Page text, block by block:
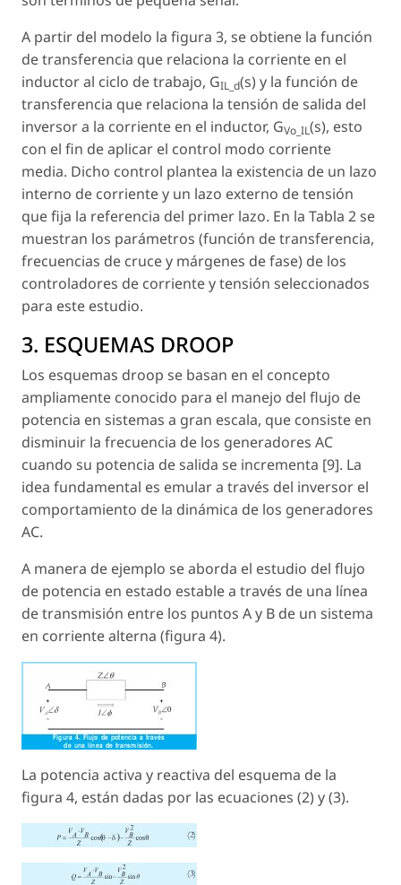
A partir del modelo la figura 3, se obtiene la función
de transferencia que relaciona la corriente en el
inductor al ciclo de trabajo, GIL_d(s) y la función de
transferencia que relaciona la tensión de salida del
inversor a la corriente en el inductor, GVo_IL(s), esto
con el fin de aplicar el control modo corriente
media. Dicho control plantea la existencia de un lazo
interno de corriente y un lazo externo de tensión
que fija la referencia del primer lazo. En la Tabla 2 se
muestran los parámetros (función de transferencia,
frecuencias de cruce y márgenes de fase) de los
controladores de corriente y tensión seleccionados
para este estudio.
3. ESQUEMAS DROOP
Los esquemas droop se basan en el concepto
ampliamente conocido para el manejo del flujo de
potencia en sistemas a gran escala, que consiste en
disminuir la frecuencia de los generadores AC
cuando su potencia de salida se incrementa [9]. La
idea fundamental es emular a través del inversor el
comportamiento de la dinámica de los generadores
AC.
A manera de ejemplo se aborda el estudio del flujo
de potencia en estado estable a través de una línea
de transmisión entre los puntos A y B de un sistema
en corriente alterna (figura 4).
La potencia activa y reactiva del esquema de la
figura 4, están dadas por las ecuaciones (2) y (3).